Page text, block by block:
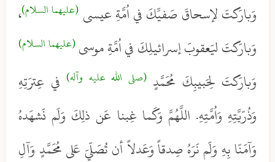
وَبارَكتَ لإسحاقَ صَفيِّكَ في اُمَّةِ عيسى (عليهما السلام)،
وَبارَكتَ ليَعقوبَ إسرائيلِكَ في اُمَّةِ موسى(عليهما السلام)
وَبارَكتَ لِحَبيبِكَ مُحَمَّدٍ(صلى الله عليه وآله) في عِترَتِهِ
وَذُرّيَّتِهِ وَاُمَّتِهِ. اللَّهُمَّ وَكَما غِبنا عَن ذلِكَ وَلَم نَشهَدهُ
وَآمَنّا بِهِ وَلَم نَرَهُ صِدقاً وَعَدلاً أن تُصَلّيَ عَلى مُحَمَّدٍ وَآلِ